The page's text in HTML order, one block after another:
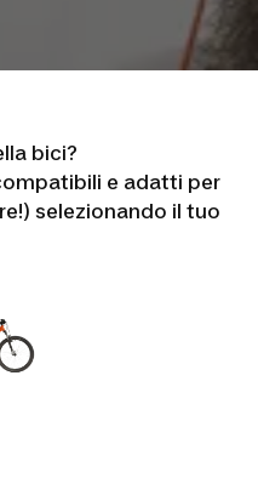
bici?
e adatti per
selezionando il tuo